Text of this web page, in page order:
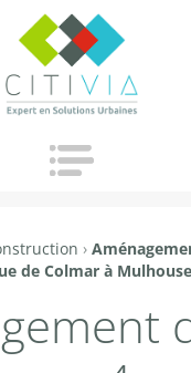
Jump to navigation
›
de Colmar à Mulhouse